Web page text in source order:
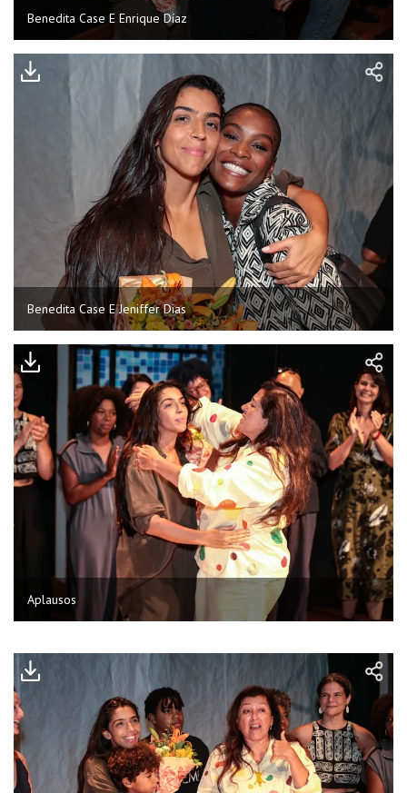
Benedita Case E Enrique Díaz
Benedita Case E Jeniffer Dias
Aplausos